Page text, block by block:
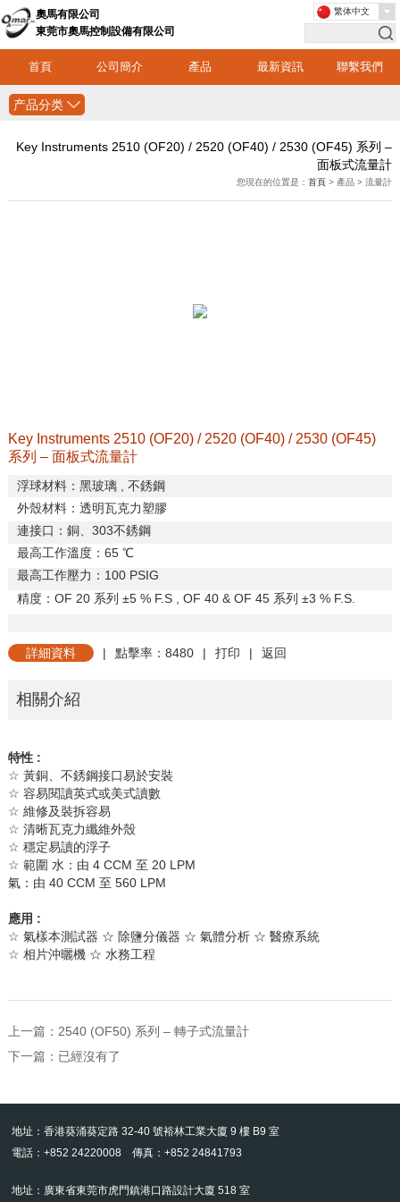
奧馬有限公司
東莞市奧馬控制設備有限公司
首頁 公司簡介 產品 最新資訊 聯繫我們
繁体中文
产品分类
Key Instruments 2510 (OF20) / 2520 (OF40) / 2530 (OF45) 系列 –
面板式流量計
您現在的位置是：首頁 > 產品 > 流量計
Key Instruments 2510 (OF20) / 2520 (OF40) / 2530 (OF45)
系列 – 面板式流量計
浮球材料：黑玻璃, 不銹鋼
外殼材料：透明瓦克力塑膠
連接口：銅、 303不銹鋼
最高工作溫度： 65 ℃
最高工作壓力： 100 PSIG
精度： OF 20 系列 ±5 % F.S , OF 40 & OF 45 系列 ±3 % F.S.
詳細資料 | 點擊率：8480 | 打印 | 返回
相關介紹
特性 :
☆ 黃銅、不銹鋼接口易於安裝
☆ 容易閱讀英式或美式讀數
☆ 維修及裝拆容易
☆ 清晰瓦克力纖維外殼
☆ 穩定易讀的浮子
☆ 範圍 水：由 4 CCM 至 20 LPM
氣：由 40 CCM 至 560 LPM
應用 :
☆ 氣樣本測試器 ☆ 除鹽分儀器 ☆ 氣體分析 ☆ 醫療系統
☆ 相片沖曬機 ☆ 水務工程
上一篇： 2540 (OF50) 系列 – 轉子式流量計
下一篇：已經沒有了
地址：香港葵涌葵定路 32-40 號裕林工業大廈 9 樓 B9 室
電話：+852 24220008 傳真：+852 24841793
地址：廣東省東莞市虎門鎮港口路設計大廈 518 室